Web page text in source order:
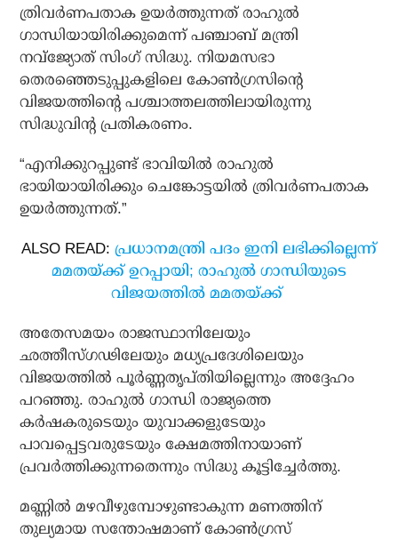
ത്രിവര്‍ണപതാക ഉയര്‍ത്തുന്നത് രാഹുല്‍
ഗാന്ധിയായിരിക്കുമെന്ന് പഞ്ചാബ് മന്ത്രി
നവ്‌ജ്യോത് സിംഗ് സിദ്ധു. നിയമസഭാ
തെരഞ്ഞെടുപ്പുകളിലെ കോണ്‍ഗ്രസിന്റെ
വിജയത്തിന്റെ പശ്ചാത്തലത്തിലായിരുന്നു
സിദ്ധുവിന്റ പ്രതികരണം.
“എനിക്കുറപ്പുണ്ട് ഭാവിയില്‍ രാഹുല്‍
ഭായിയായിരിക്കും ചെങ്കോട്ടയില്‍ ത്രിവര്‍ണപതാക
ഉയര്‍ത്തുന്നത്.”
ALSO READ: പ്രധാനമന്ത്രി പദം ഇനി ലഭിക്കില്ലെന്ന്
മമതയ്ക്ക് ഉറപ്പായി; രാഹുല്‍ ഗാന്ധിയുടെ
വിജയത്തില്‍ മമതയ്ക്ക്
അതേസമയം രാജസ്ഥാനിലേയും
ഛത്തീസ്ഗഢിലേയും മധ്യപ്രദേശിലെയും
വിജയത്തില്‍ പൂര്‍ണ്ണതൃപ്തിയില്ലെന്നും അദ്ദേഹം
പറഞ്ഞു. രാഹുല്‍ ഗാന്ധി രാജ്യത്തെ
കര്‍ഷകരുടെയും യുവാക്കളുടേയും
പാവപ്പെട്ടവരുടേയും ക്ഷേമത്തിനായാണ്
പ്രവര്‍ത്തിക്കുന്നതെന്നും സിദ്ധു കൂട്ടിച്ചേര്‍ത്തു.
മണ്ണില്‍ മഴവീഴുമ്പോഴുണ്ടാകുന്ന മണത്തിന്
തുല്യമായ സന്തോഷമാണ് കോണ്‍ഗ്രസ്